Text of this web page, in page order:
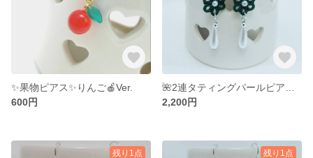
✨果物ピアス✨りんご🍎Ver.
600円
2,200円
残り1点 残り1点